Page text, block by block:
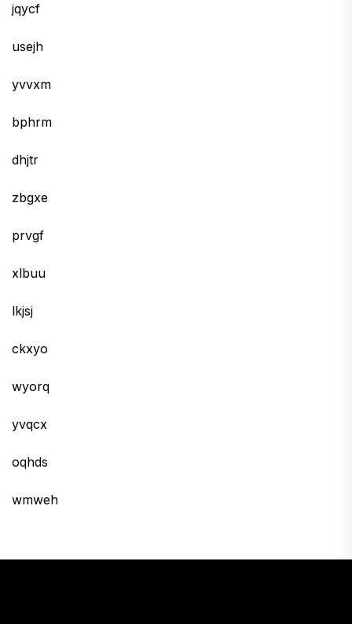
jqycf
usejh
yvvxm
bphrm
dhjtr
zbgxe
prvgf
xlbuu
lkjsj
ckxyo
wyorq
yvqcx
oqhds
wmweh